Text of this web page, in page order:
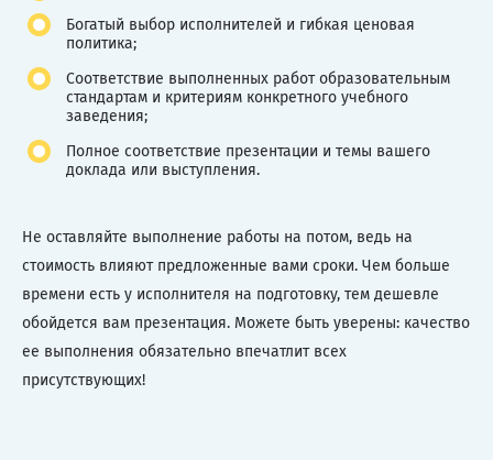
Богатый выбор исполнителей и гибкая ценовая
политика;
Соответствие выполненных работ образовательным
стандартам и критериям конкретного учебного
заведения;
Полное соответствие презентации и темы вашего
доклада или выступления.
Не оставляйте выполнение работы на потом, ведь на
стоимость влияют предложенные вами сроки. Чем больше
времени есть у исполнителя на подготовку, тем дешевле
обойдется вам презентация. Можете быть уверены: качество
ее выполнения обязательно впечатлит всех
присутствующих!